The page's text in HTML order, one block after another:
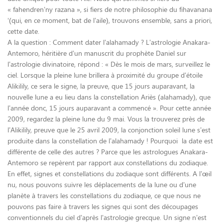
« fahendren’ny razana », si fiers de notre philosophie du fihavanana
‘(qui, en ce moment, bat de l’aile), trouvons ensemble, sans a priori,
cette date.
A la question : Comment dater l’alahamady ? L’astrologie Anakara-
Antemoro, héritière d’un manuscrit du prophète Daniel sur
l’astrologie divinatoire, répond : « Dès le mois de mars, surveillez le
ciel. Lorsque la pleine lune brillera à proximité du groupe d’étoile
Alikilily, ce sera le signe, la preuve, que 15 jours auparavant, la
nouvelle lune a eu lieu dans la constellation Ariès (alahamady), que
l’année donc, 15 jours auparavant a commencé ». Pour cette année
2009, regardez la pleine lune du 9 mai. Vous la trouverez près de
l’Alikilily, preuve que le 25 avril 2009, la conjonction soleil lune s’est
produite dans la constellation de l’alahamady ! Pourquoi la date est
différente de celle des autres ? Parce que les astrologues Anakara-
Antemoro se repèrent par rapport aux constellations du zodiaque.
En effet, signes et constellations du zodiaque sont différents. A l’œil
nu, nous pouvons suivre les déplacements de la lune ou d’une
planète à travers les constellations du zodiaque, ce que nous ne
pouvons pas faire à travers les signes qui sont des découpages
conventionnels du ciel d’après l’astrologie grecque. Un signe n’est